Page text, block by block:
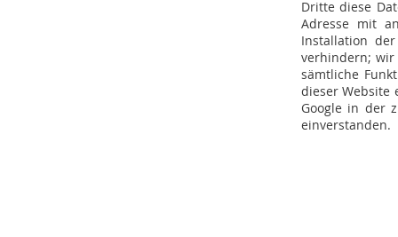
Dritte diese
Adresse mit
Installation
verhindern; wir
sämtliche
dieser Website
Google in der
einverstanden.